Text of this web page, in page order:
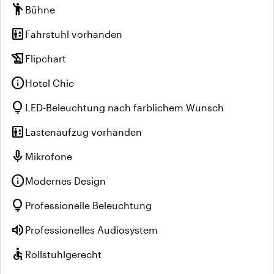
emoji_people Bühne
elevator Fahrstuhl vorhanden
history_edu Flipchart
infoHotel Chic
lightbulb LED-Beleuchtung nach farblichem Wunsch
elevator Lastenaufzug vorhanden
mic Mikrofone
infoModernes Design
lightbulb Professionelle Beleuchtung
volume_up Professionelles Audiosystem
accessible Rollstuhlgerecht